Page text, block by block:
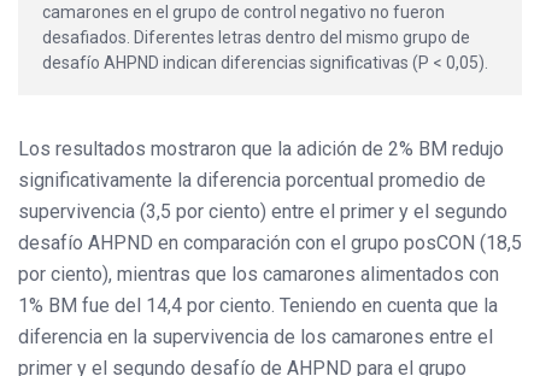
camarones en el grupo de control negativo no fueron
desafiados. Diferentes letras dentro del mismo grupo de
desafío AHPND indican diferencias significativas (P < 0,05).
Los resultados mostraron que la adición de 2% BM redujo
significativamente la diferencia porcentual promedio de
supervivencia (3,5 por ciento) entre el primer y el segundo
desafío AHPND en comparación con el grupo posCON (18,5
por ciento), mientras que los camarones alimentados con
1% BM fue del 14,4 por ciento. Teniendo en cuenta que la
diferencia en la supervivencia de los camarones entre el
primer y el segundo desafío de AHPND para el grupo